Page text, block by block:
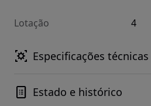
Lotação 4
Especificações técnicas
Estado e histórico